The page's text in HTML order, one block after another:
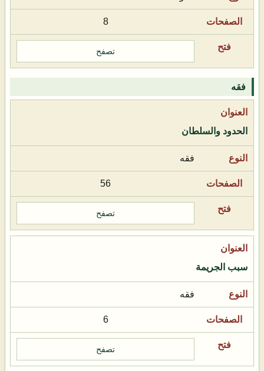
8
تصفح
فقه
الحدود والسلطان
فقه
56
تصفح
سبب الجريمة
فقه
6
تصفح